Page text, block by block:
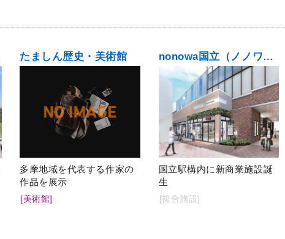
たましん歴史・美術館
多摩地域を代表する作家の
作品を展示
[美術館]
nonowa国立（ノノワ国立）
国立駅構内に新商業施設誕
生
[複合施設]